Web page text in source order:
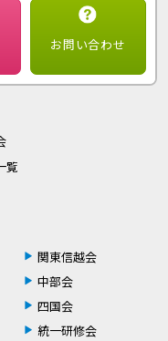
お問い合わせ
覧
関東信越会
中部会
四国会
統一研修会